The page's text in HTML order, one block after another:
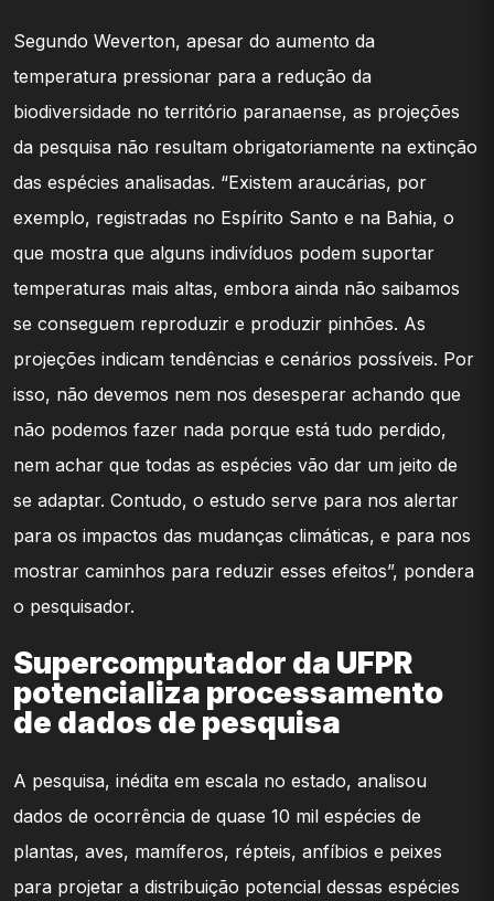
Segundo Weverton, apesar do aumento da
temperatura pressionar para a redução da
biodiversidade no território paranaense, as projeções
da pesquisa não resultam obrigatoriamente na extinção
das espécies analisadas. “Existem araucárias, por
exemplo, registradas no Espírito Santo e na Bahia, o
que mostra que alguns indivíduos podem suportar
temperaturas mais altas, embora ainda não saibamos
se conseguem reproduzir e produzir pinhões. As
projeções indicam tendências e cenários possíveis. Por
isso, não devemos nem nos desesperar achando que
não podemos fazer nada porque está tudo perdido,
nem achar que todas as espécies vão dar um jeito de
se adaptar. Contudo, o estudo serve para nos alertar
para os impactos das mudanças climáticas, e para nos
mostrar caminhos para reduzir esses efeitos”, pondera
o pesquisador.
Supercomputador da UFPR
potencializa processamento
de dados de pesquisa
A pesquisa, inédita em escala no estado, analisou
dados de ocorrência de quase 10 mil espécies de
plantas, aves, mamíferos, répteis, anfíbios e peixes
para projetar a distribuição potencial dessas espécies